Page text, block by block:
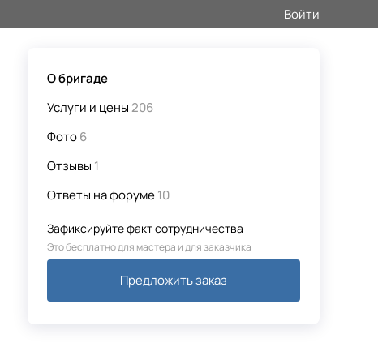
Войти
О бригаде
Услуги и цены206
Фото6
Отзывы 1
Ответы на форуме10
Зафиксируйте факт сотрудничества
Это бесплатно для мастера и для заказчика
Предложить заказ